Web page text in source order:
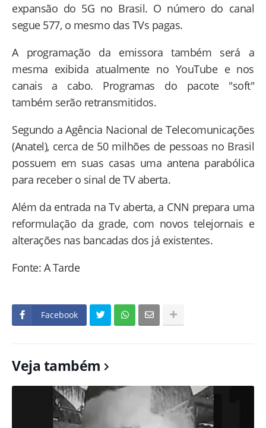
expansão do 5G no Brasil. O número do canal
segue 577, o mesmo das TVs pagas.
A programação da emissora também será a
mesma exibida atualmente no YouTube e nos
canais a cabo. Programas do pacote "soft"
também serão retransmitidos.
Segundo a Agência Nacional de Telecomunicações
(Anatel), cerca de 50 milhões de pessoas no Brasil
possuem em suas casas uma antena parabólica
para receber o sinal de TV aberta.
Além da entrada na Tv aberta, a CNN prepara uma
reformulação da grade, com novos telejornais e
alterações nas bancadas dos já existentes.
Fonte: A Tarde
Facebook
Veja também